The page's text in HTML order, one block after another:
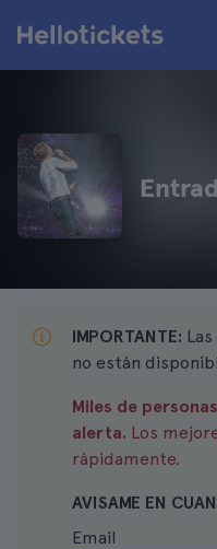
IMPORTANTE:
no están
Miles de
alerta. Los
rápidamente.
AVISAME EN
Email